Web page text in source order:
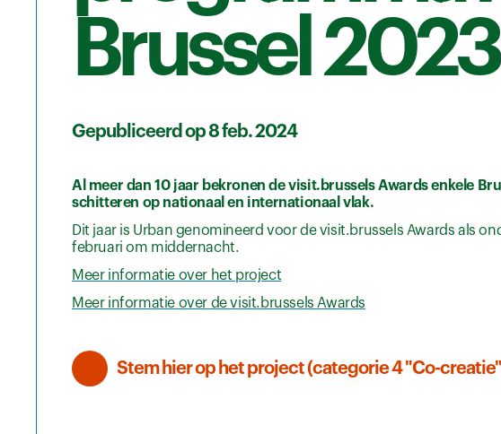
Brussel 2023
Gepubliceerd op 8 feb. 2024
Al meer dan 10 jaar bekronen de visit.brussels Awards enkele
schitteren op nationaal en internationaal vlak.
Dit jaar is Urban genomineerd voor de visit.brussels Awards als
februari om middernacht.
Meer informatie over het project
Meer informatie over de visit.brussels Awards
Stem hier op het project (categorie 4 "Co-